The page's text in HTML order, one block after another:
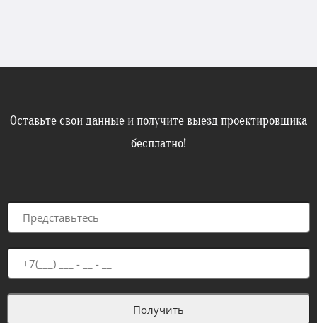
Оставьте свои данные и получите выезд проектировщика
бесплатно!